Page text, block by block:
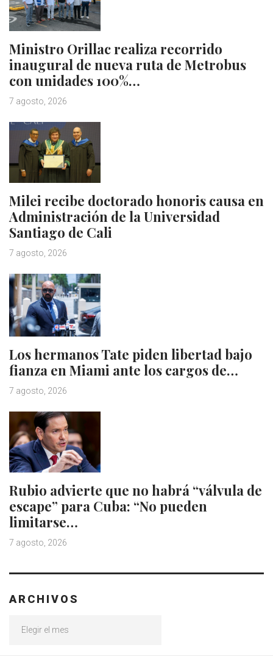
Ministro Orillac realiza recorrido
inaugural de nueva ruta de Metrobus
con unidades 100%…
7 agosto, 2026
Milei recibe doctorado honoris causa en
Administración de la Universidad
Santiago de Cali
7 agosto, 2026
Los hermanos Tate piden libertad bajo
fianza en Miami ante los cargos de…
7 agosto, 2026
Rubio advierte que no habrá “válvula de
escape” para Cuba: “No pueden
limitarse…
7 agosto, 2026
ARCHIVOS